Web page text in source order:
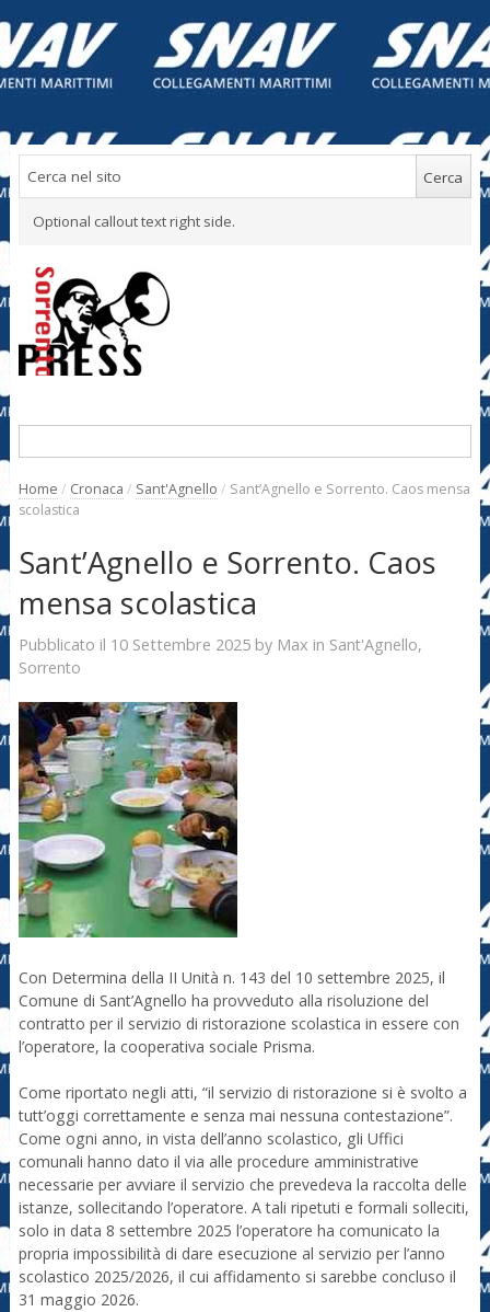
Optional callout text right side.
Home / Cronaca / Sant'Agnello / Sant’Agnello e Sorrento. Caos mensa
scolastica
Sant’Agnello e Sorrento. Caos
mensa scolastica
Pubblicato il 10 Settembre 2025by Max in Sant'Agnello,
Sorrento
Con Determina della II Unità n. 143 del 10 settembre 2025, il
Comune di Sant’Agnello ha provveduto alla risoluzione del
contratto per il servizio di ristorazione scolastica in essere con
l’operatore, la cooperativa sociale Prisma.
Come riportato negli atti, “il servizio di ristorazione si è svolto a
tutt’oggi correttamente e senza mai nessuna contestazione”.
Come ogni anno, in vista dell’anno scolastico, gli Uffici
comunali hanno dato il via alle procedure amministrative
necessarie per avviare il servizio che prevedeva la raccolta delle
istanze, sollecitando l’operatore. A tali ripetuti e formali solleciti,
solo in data 8 settembre 2025 l’operatore ha comunicato la
propria impossibilità di dare esecuzione al servizio per l’anno
scolastico 2025/2026, il cui affidamento si sarebbe concluso il
31 maggio 2026.